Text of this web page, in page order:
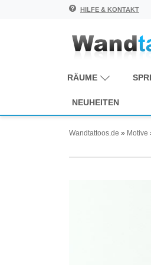
HILFE & KONTAKT
RÄUME
NEUHEITEN
Wandtattoos.de » Motive